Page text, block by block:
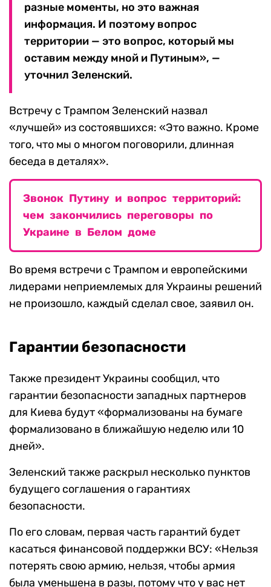
разные моменты, но это важная
информация. И поэтому вопрос
территории — это вопрос, который мы
оставим между мной и Путиным», —
уточнил Зеленский.
Встречу с Трампом Зеленский назвал
«лучшей» из состоявшихся: «Это важно. Кроме
того, что мы о многом поговорили, длинная
беседа в деталях».
Звонок Путину и вопрос территорий:
чем закончились переговоры по
Украине в Белом доме
Во время встречи с Трампом и европейскими
лидерами неприемлемых для Украины решений
не произошло, каждый сделал свое, заявил он.
Гарантии безопасности
Также президент Украины сообщил, что
гарантии безопасности западных партнеров
для Киева будут «формализованы на бумаге
формализовано в ближайшую неделю или 10
дней».
Зеленский также раскрыл несколько пунктов
будущего соглашения о гарантиях
безопасности.
По его словам, первая часть гарантий будет
касаться финансовой поддержки ВСУ: «Нельзя
потерять свою армию, нельзя, чтобы армия
была уменьшена в разы, потому что у вас нет